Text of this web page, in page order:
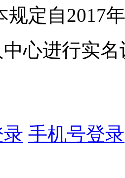
规定自2017
心进行实名
手机号登录